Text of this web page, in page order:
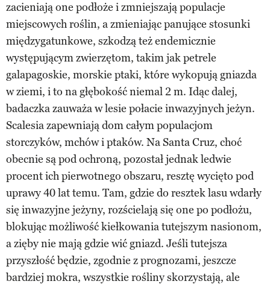
zacieniają one podłoże i zmniejszają populacje
miejscowych roślin, a zmieniając panujące stosunki
międzygatunkowe, szkodzą też endemicznie
występującym zwierzętom, takim jak petrele
galapagoskie, morskie ptaki, które wykopują gniazda
w ziemi, i to na głębokość niemal 2 m. Idąc dalej,
badaczka zauważa w lesie połacie inwazyjnych jeżyn.
Scalesia zapewniają dom całym populacjom
storczyków, mchów i ptaków. Na Santa Cruz, choć
obecnie są pod ochroną, pozostał jednak ledwie
procent ich pierwotnego obszaru, resztę wycięto pod
uprawy 40 lat temu. Tam, gdzie do resztek lasu wdarły
się inwazyjne jeżyny, rozścielają się one po podłożu,
blokując możliwość kiełkowania tutejszym nasionom,
a zięby nie mają gdzie wić gniazd. Jeśli tutejsza
przyszłość będzie, zgodnie z prognozami, jeszcze
bardziej mokra, wszystkie rośliny skorzystają, ale